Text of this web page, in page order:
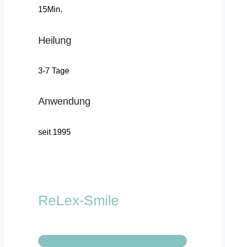
15Min.
Heilung
3-7 Tage
Anwendung
seit 1995
ReLex-Smile